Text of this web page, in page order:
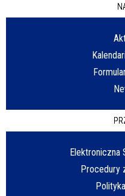
Elektroniczna
Procedury